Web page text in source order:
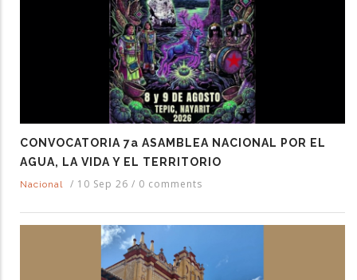
CONVOCATORIA 7a ASAMBLEA NACIONAL POR EL
AGUA, LA VIDA Y EL TERRITORIO
Nacional / 10 Sep 26 / 0 comments